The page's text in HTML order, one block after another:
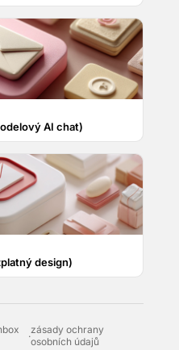
AI chat)
design)
·zásady ochrany
osobních údajů